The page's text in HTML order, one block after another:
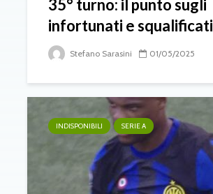
35° turno: il punto sugli
infortunati e squalificati
Stefano Sarasini 01/05/2025
INDISPONIBILI SERIE A